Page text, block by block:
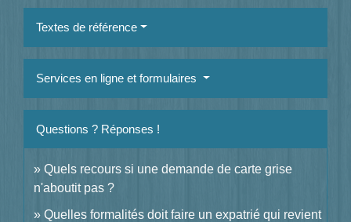
Textes de référence
Services en ligne et formulaires
Questions ? Réponses !
Quels recours si une demande de carte grise
n'aboutit pas ?
Quelles formalités doit faire un expatrié qui revient